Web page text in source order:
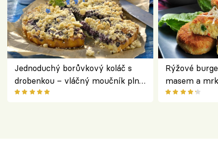
Jednoduchý borůvkový koláč s
drobenkou – vláčný moučník plný
ovoce
Rýžové
masem a
salátem –